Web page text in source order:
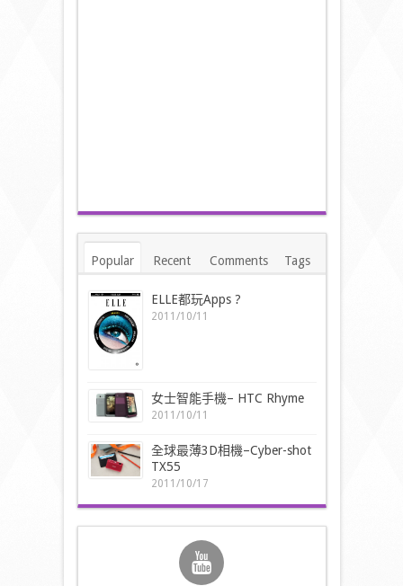
Popular Recent Comments Tags
ELLE都玩Apps ?
2011/10/11
女士智能手機– HTC Rhyme
2011/10/11
全球最薄3D相機–Cyber-shot
TX55
2011/10/17